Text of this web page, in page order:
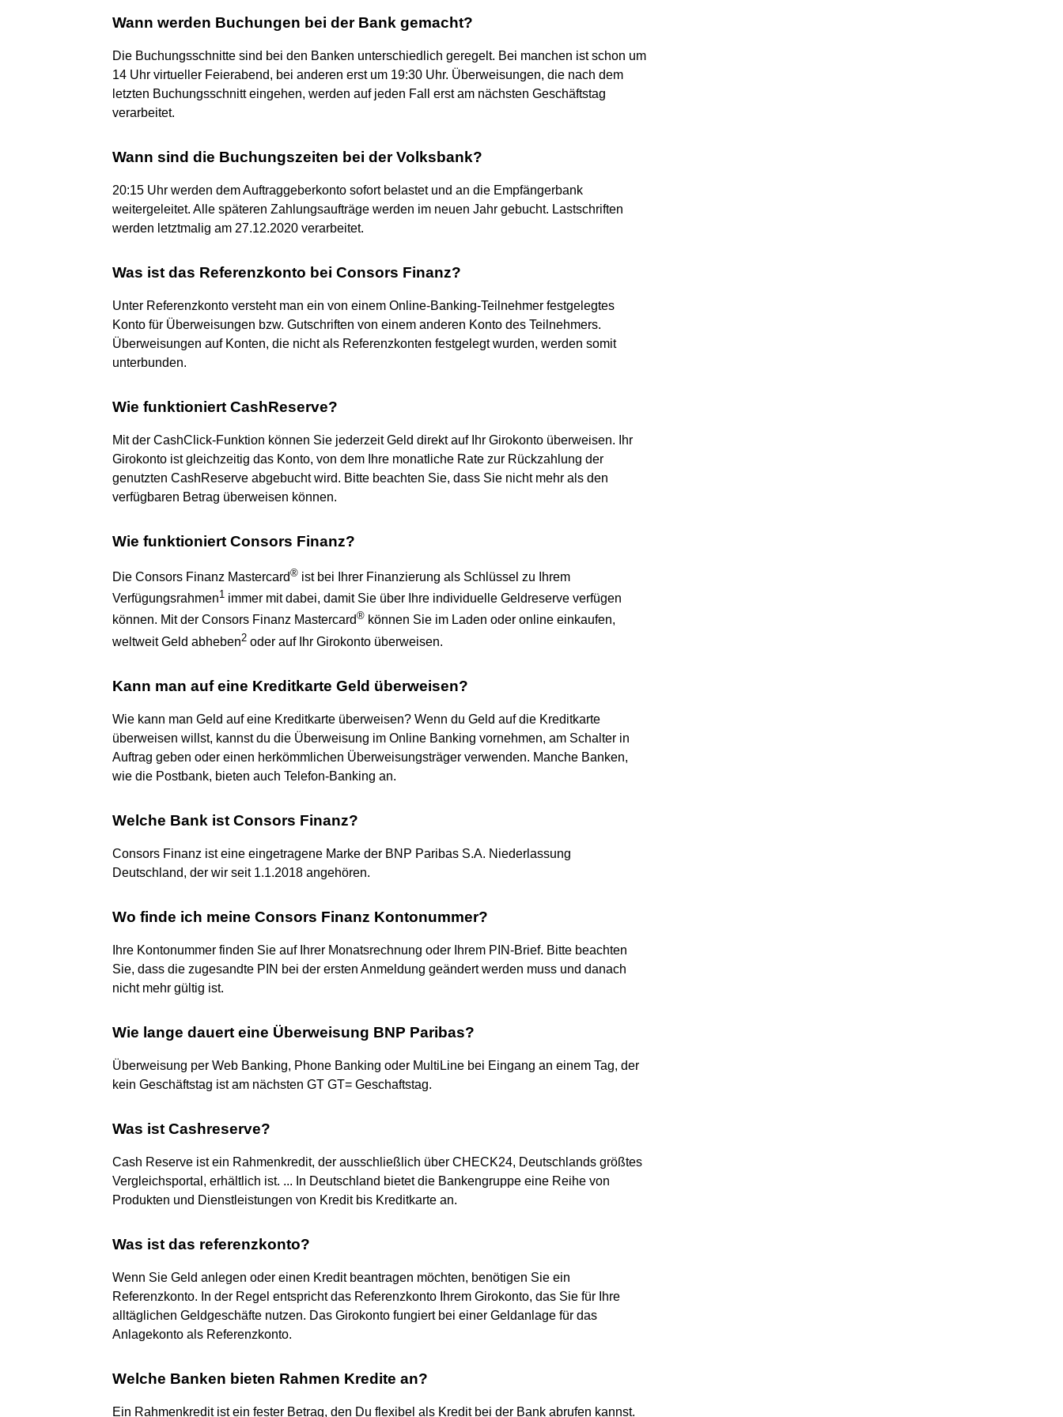
Wann werden Buchungen bei der Bank gemacht?
Die Buchungsschnitte sind bei den Banken unterschiedlich geregelt. Bei manchen ist schon um
14 Uhr virtueller Feierabend, bei anderen erst um 19:30 Uhr. Überweisungen, die nach dem
letzten Buchungsschnitt eingehen, werden auf jeden Fall erst am nächsten Geschäftstag
verarbeitet.
Wann sind die Buchungszeiten bei der Volksbank?
20:15 Uhr werden dem Auftraggeberkonto sofort belastet und an die Empfängerbank
weitergeleitet. Alle späteren Zahlungsaufträge werden im neuen Jahr gebucht. Lastschriften
werden letztmalig am 27.12.2020 verarbeitet.
Was ist das Referenzkonto bei Consors Finanz?
Unter Referenzkonto versteht man ein von einem Online-Banking-Teilnehmer festgelegtes
Konto für Überweisungen bzw. Gutschriften von einem anderen Konto des Teilnehmers.
Überweisungen auf Konten, die nicht als Referenzkonten festgelegt wurden, werden somit
unterbunden.
Wie funktioniert CashReserve?
Mit der CashClick-Funktion können Sie jederzeit Geld direkt auf Ihr Girokonto überweisen. Ihr
Girokonto ist gleichzeitig das Konto, von dem Ihre monatliche Rate zur Rückzahlung der
genutzten CashReserve abgebucht wird. Bitte beachten Sie, dass Sie nicht mehr als den
verfügbaren Betrag überweisen können.
Wie funktioniert Consors Finanz?
Die Consors Finanz Mastercard® ist bei Ihrer Finanzierung als Schlüssel zu Ihrem
Verfügungsrahmen1 immer mit dabei, damit Sie über Ihre individuelle Geldreserve verfügen
können. Mit der Consors Finanz Mastercard® können Sie im Laden oder online einkaufen,
weltweit Geld abheben2 oder auf Ihr Girokonto überweisen.
Kann man auf eine Kreditkarte Geld überweisen?
Wie kann man Geld auf eine Kreditkarte überweisen? Wenn du Geld auf die Kreditkarte
überweisen willst, kannst du die Überweisung im Online Banking vornehmen, am Schalter in
Auftrag geben oder einen herkömmlichen Überweisungsträger verwenden. Manche Banken,
wie die Postbank, bieten auch Telefon-Banking an.
Welche Bank ist Consors Finanz?
Consors Finanz ist eine eingetragene Marke der BNP Paribas S.A. Niederlassung
Deutschland, der wir seit 1.1.2018 angehören.
Wo finde ich meine Consors Finanz Kontonummer?
Ihre Kontonummer finden Sie auf Ihrer Monatsrechnung oder Ihrem PIN-Brief. Bitte beachten
Sie, dass die zugesandte PIN bei der ersten Anmeldung geändert werden muss und danach
nicht mehr gültig ist.
Wie lange dauert eine Überweisung BNP Paribas?
Überweisung per Web Banking, Phone Banking oder MultiLine bei Eingang an einem Tag, der
kein Geschäftstag ist am nächsten GT GT= Geschaftstag.
Was ist Cashreserve?
Cash Reserve ist ein Rahmenkredit, der ausschließlich über CHECK24, Deutschlands größtes
Vergleichsportal, erhältlich ist. ... In Deutschland bietet die Bankengruppe eine Reihe von
Produkten und Dienstleistungen von Kredit bis Kreditkarte an.
Was ist das referenzkonto?
Wenn Sie Geld anlegen oder einen Kredit beantragen möchten, benötigen Sie ein
Referenzkonto. In der Regel entspricht das Referenzkonto Ihrem Girokonto, das Sie für Ihre
alltäglichen Geldgeschäfte nutzen. Das Girokonto fungiert bei einer Geldanlage für das
Anlagekonto als Referenzkonto.
Welche Banken bieten Rahmen Kredite an?
Ein Rahmenkredit ist ein fester Betrag, den Du flexibel als Kredit bei der Bank abrufen kannst.